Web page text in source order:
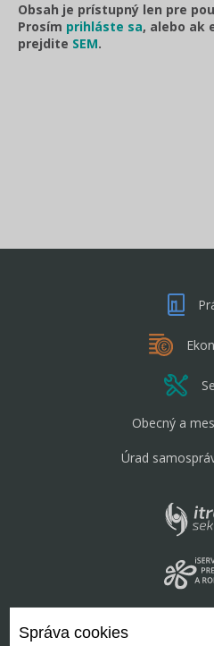
Obsah je prístupný len pre
Prosím prihláste sa, alebo ak
prejdite SEM.
Obecný a
Úrad
Správa cookies